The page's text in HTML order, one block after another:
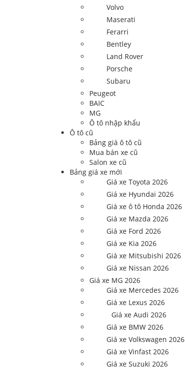
Volvo
Maserati
Ferarri
Bentley
Land Rover
Porsche
Subaru
Peugeot
BAIC
MG
Ô tô nhập khẩu
Ô tô cũ
Bảng giá ô tô cũ
Mua bán xe cũ
Salon xe cũ
Bảng giá xe mới
Giá xe Toyota 2026
Giá xe Hyundai 2026
Giá xe ô tô Honda 2026
Giá xe Mazda 2026
Giá xe Ford 2026
Giá xe Kia 2026
Giá xe Mitsubishi 2026
Giá xe Nissan 2026
Giá xe MG 2026
Giá xe Mercedes 2026
Giá xe Lexus 2026
Giá xe Audi 2026
Giá xe BMW 2026
Giá xe Volkswagen 2026
Giá xe Vinfast 2026
Giá xe Suzuki 2026